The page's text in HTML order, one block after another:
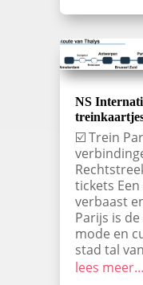
NS
☑️ Trein
tickets
verbaast
Parijs is
mode en
stad tal
lees meer…